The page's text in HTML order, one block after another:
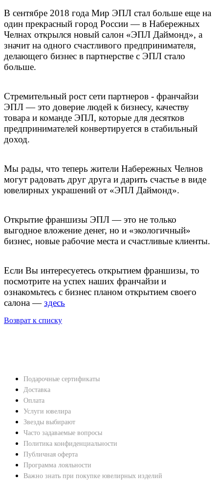
В сентябре 2018 года Мир ЭПЛ стал больше еще на
один прекрасный город России — в Набережных
Челнах открылся новый салон «ЭПЛ Даймонд», а
значит на одного счастливого предпринимателя,
делающего бизнес в партнерстве с ЭПЛ стало
больше.
Стремительный рост сети партнеров - франчайзи
ЭПЛ — это доверие людей к бизнесу, качеству
товара и команде ЭПЛ, которые для десятков
предпринимателей конвертируется в стабильный
доход.
Мы рады, что теперь жители Набережных Челнов
могут радовать друг друга и дарить счастье в виде
ювелирных украшений от «ЭПЛ Даймонд».
Открытие франшизы ЭПЛ — это не только
выгодное вложение денег, но и «экологичный»
бизнес, новые рабочие места и счастливые клиенты.
Если Вы интересуетесь открытием франшизы, то
посмотрите на успех наших франчайзи и
ознакомьтесь с бизнес планом открытием своего
салона — здесь
Возврат к списку
Подарочные сертификаты
Доставка
Оплата
Услуги ювелира
Звезды выбирают
Часто задаваемые вопросы
Политика конфиденциальности
Публичная оферта
Программа лояльности
Важно знать при покупке ювелирных изделий